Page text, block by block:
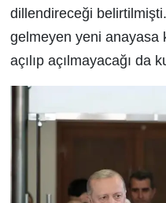
dillendireceği
gelmeyen yeni anayasa
açılıp açılmayacağı da